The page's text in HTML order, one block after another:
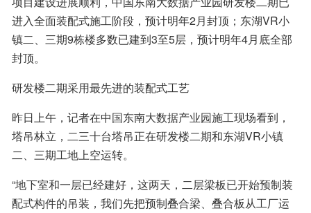
进入全面装配式施工阶段，预计明年2月封顶；东湖VR小
镇二、三期9栋楼多数已建到3至5层，预计明年4月底全部
封顶。
研发楼二期采用最先进的装配式工艺
昨日上午，记者在中国东南大数据产业园施工现场看到，
塔吊林立，二三十台塔吊正在研发楼二期和东湖VR小镇
二、三期工地上空运转。
“地下室和一层已经建好，这两天，二层梁板已开始预制装
配式构件的吊装，我们先把预制叠合梁、叠合板从工厂运